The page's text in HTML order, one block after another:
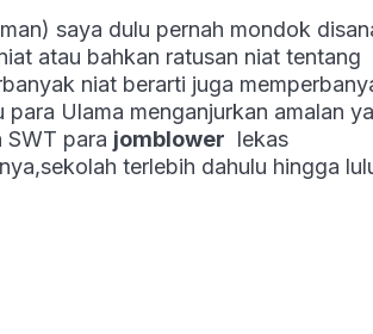
saya dulu pernah mondok
atau bahkan ratusan niat tentang
niat berarti juga
Ulama menganjurkan amalan
SWT para jomblower lekas
terlebih dahulu hingga